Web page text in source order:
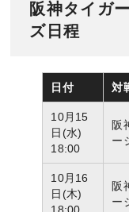
阪神タイガ
ズ日程
日付 対
10月15
日(水)
18:00
阪
ー
10月16
日(木)
18:00
阪
ー